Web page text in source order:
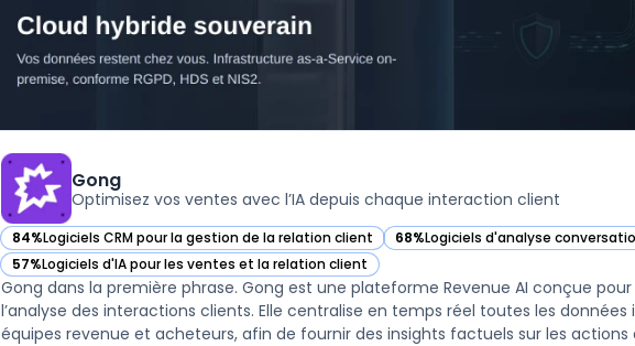
Gong
Optimisez vos ventes avec l’IA depuis chaque interaction client
84%Logiciels CRM pour la gestion de la relation client
— voir Gong dans cette catégorie 68%Logiciels d'analyse
— voir Gong dans cette catégorie
57%Logiciels d'IA pour les ventes et la relation client
— voir Gong dans cette catégorie
Gong dans la première phrase. Gong est une plateforme Revenue AI conçue
l’analyse des interactions clients. Elle centralise en temps réel toutes les